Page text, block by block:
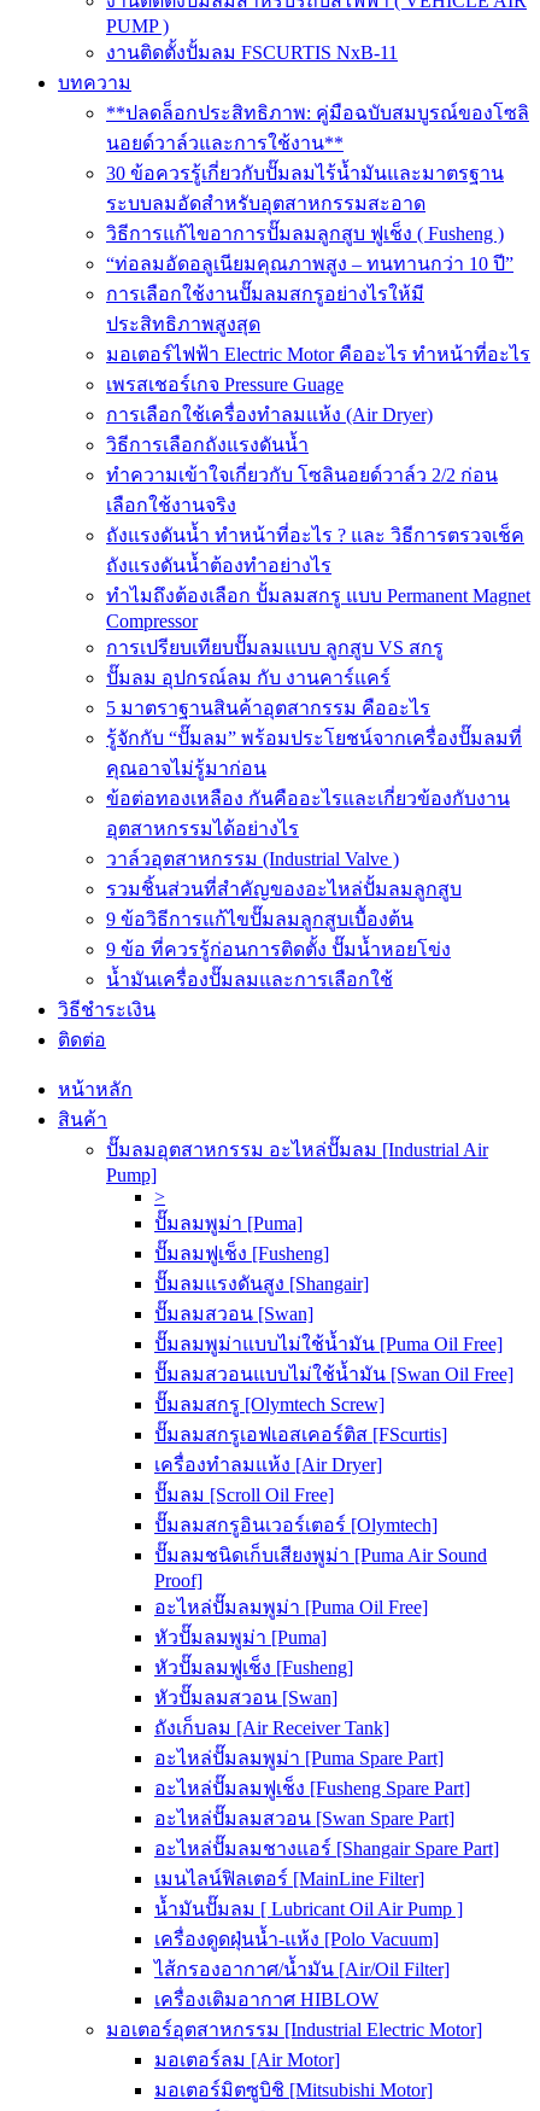
PUMP )
งานติดตั้งปั้มลม FSCURTIS NxB-11
บทความ
**ปลดล็อกประสิทธิภาพ: คู่มือฉบับสมบูรณ์ของโซลิ
นอยด์วาล์วและการใช้งาน**
30 ข้อควรรู้เกี่ยวกับปั๊มลมไร้น้ำมันและมาตรฐาน
ระบบลมอัดสำหรับอุตสาหกรรมสะอาด
วิธีการแก้ไขอาการปั๊มลมลูกสูบ ฟูเช็ง ( Fusheng )
“ท่อลมอัดอลูเนียมคุณภาพสูง – ทนทานกว่า 10 ปี”
การเลือกใช้งานปั๊มลมสกรูอย่างไรให้มี
ประสิทธิภาพสูงสุด
มอเตอร์ไฟฟ้า Electric Motor คืออะไร ทำหน้าที่อะไร
เพรสเชอร์เกจ Pressure Guage
การเลือกใช้เครื่องทำลมแห้ง (Air Dryer)
วิธีการเลือกถังแรงดันน้ำ
ทำความเข้าใจเกี่ยวกับ โซลินอยด์วาล์ว 2/2 ก่อน
เลือกใช้งานจริง
ถังแรงดันน้ำ ทำหน้าที่อะไร ? และ วิธีการตรวจเช็ค
ถังแรงดันน้ำต้องทำอย่างไร
ทำไมถึงต้องเลือก ปั้มลมสกรู แบบ Permanent Magnet
Compressor
การเปรียบเทียบปั๊มลมแบบ ลูกสูบ VS สกรู
ปั๊มลม อุปกรณ์ลม กับ งานคาร์แคร์
5 มาตราฐานสินค้าอุตสากรรม คืออะไร
รู้จักกับ “ปั๊มลม” พร้อมประโยชน์จากเครื่องปั๊มลมที่
คุณอาจไม่รู้มาก่อน
ข้อต่อทองเหลือง กันคืออะไรและเกี่ยวข้องกับงาน
อุตสาหกรรมได้อย่างไร
วาล์วอุตสาหกรรม (Industrial Valve )
รวมชิ้นส่วนที่สำคัญของอะไหล่ปั้มลมลูกสูบ
9 ข้อวิธีการแก้ไขปั๊มลมลูกสูบเบื้องต้น
9 ข้อ ที่ควรรู้ก่อนการติดตั้ง ปั๊มน้ำหอยโข่ง
น้ำมันเครื่องปั๊มลมและการเลือกใช้
วิธีชำระเงิน
ติดต่อ
หน้าหลัก
สินค้า
ปั๊มลมอุตสาหกรรม อะไหล่ปั๊มลม [Industrial Air
Pump]
>
ปั๊มลมพูม่า [Puma]
ปั๊มลมฟูเช็ง [Fusheng]
ปั๊มลมแรงดันสูง [Shangair]
ปั๊มลมสวอน [Swan]
ปั๊มลมพูม่าแบบไม่ใช้น้ำมัน [Puma Oil Free]
ปั๊มลมสวอนแบบไม่ใช้น้ำมัน [Swan Oil Free]
ปั๊มลมสกรู [Olymtech Screw]
ปั๊มลมสกรูเอฟเอสเคอร์ติส [FScurtis]
เครื่องทำลมแห้ง [Air Dryer]
ปั๊มลม [Scroll Oil Free]
ปั๊มลมสกรูอินเวอร์เตอร์ [Olymtech]
ปั๊มลมชนิดเก็บเสียงพูม่า [Puma Air Sound
Proof]
อะไหล่ปั๊มลมพูม่า [Puma Oil Free]
หัวปั๊มลมพูม่า [Puma]
หัวปั๊มลมฟูเช็ง [Fusheng]
หัวปั๊มลมสวอน [Swan]
ถังเก็บลม [Air Receiver Tank]
อะไหล่ปั๊มลมพูม่า [Puma Spare Part]
อะไหล่ปั๊มลมฟูเช็ง [Fusheng Spare Part]
อะไหล่ปั๊มลมสวอน [Swan Spare Part]
อะไหล่ปั๊มลมชางแอร์ [Shangair Spare Part]
เมนไลน์ฟิลเตอร์ [MainLine Filter]
น้ำมันปั๊มลม [ Lubricant Oil Air Pump ]
เครื่องดูดฝุ่นน้ำ-แห้ง [Polo Vacuum]
ไส้กรองอากาศ/น้ำมัน [Air/Oil Filter]
เครื่องเติมอากาศ HIBLOW
มอเตอร์อุตสาหกรรม [Industrial Electric Motor]
มอเตอร์ลม [Air Motor]
มอเตอร์มิตซูบิชิ [Mitsubishi Motor]